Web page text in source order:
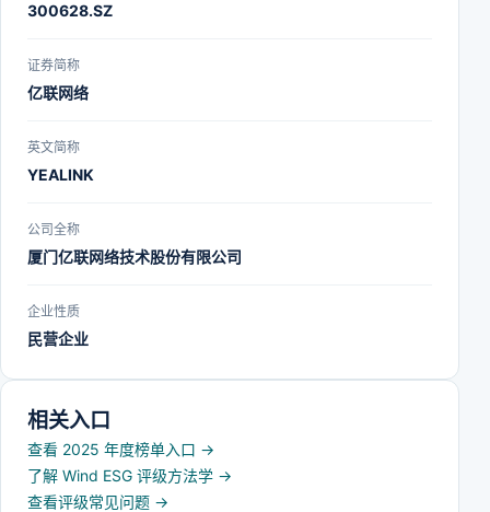
300628.SZ
证券简称
亿联网络
英文简称
YEALINK
公司全称
厦门亿联网络技术股份有限公司
企业性质
民营企业
相关入口
查看 2025 年度榜单入口 →
了解 Wind ESG 评级方法学 →
查看评级常见问题 →